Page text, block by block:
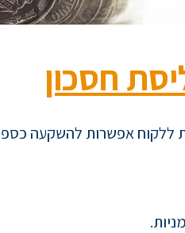
חסכון
ללקוח אפשרות להשקעה